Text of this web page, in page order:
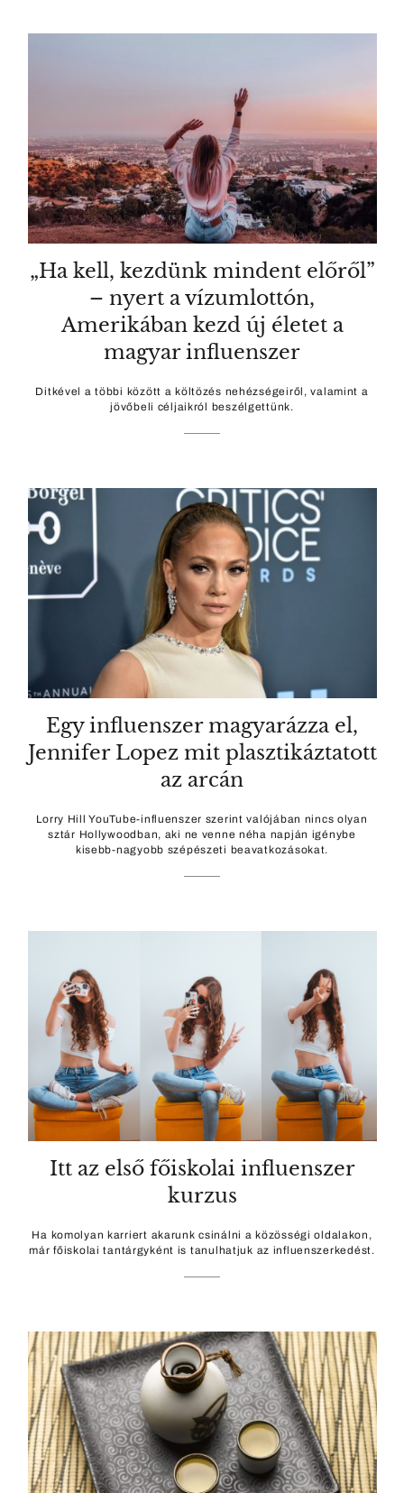
„Ha kell, kezdünk mindent előről”
– nyert a vízumlottón,
Amerikában kezd új életet a
magyar influenszer
Ditkével a többi között a költözés nehézségeiről, valamint a
jövőbeli céljaikról beszélgettünk.
Egy influenszer magyarázza el,
Jennifer Lopez mit plasztikáztatott
az arcán
Lorry Hill YouTube-influenszer szerint valójában nincs olyan
sztár Hollywoodban, aki ne venne néha napján igénybe
kisebb-nagyobb szépészeti beavatkozásokat.
Itt az első főiskolai influenszer
kurzus
Ha komolyan karriert akarunk csinálni a közösségi oldalakon,
már főiskolai tantárgyként is tanulhatjuk az influenszerkedést.